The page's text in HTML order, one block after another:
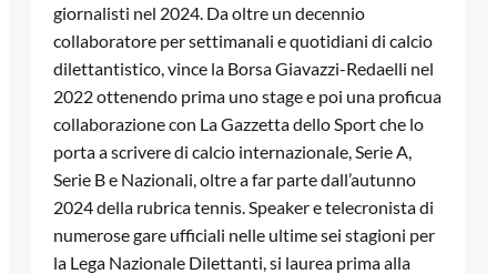
giornalisti nel 2024. Da oltre un decennio
collaboratore per settimanali e quotidiani di calcio
dilettantistico, vince la Borsa Giavazzi-Redaelli nel
2022 ottenendo prima uno stage e poi una proficua
collaborazione con La Gazzetta dello Sport che lo
porta a scrivere di calcio internazionale, Serie A,
Serie B e Nazionali, oltre a far parte dall’autunno
2024 della rubrica tennis. Speaker e telecronista di
numerose gare ufficiali nelle ultime sei stagioni per
la Lega Nazionale Dilettanti, si laurea prima alla